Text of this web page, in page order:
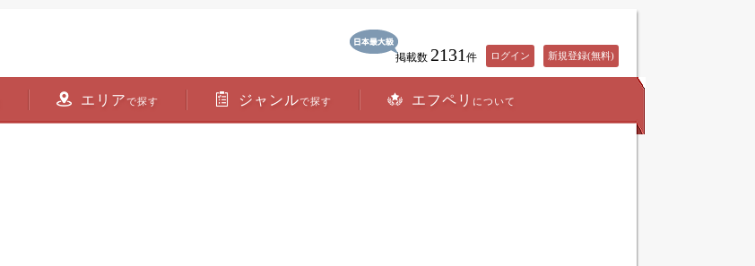
掲載数 2131 件 ログイン 新規登録(無料)
エリアで探す ジャンルで探す エフペリ について